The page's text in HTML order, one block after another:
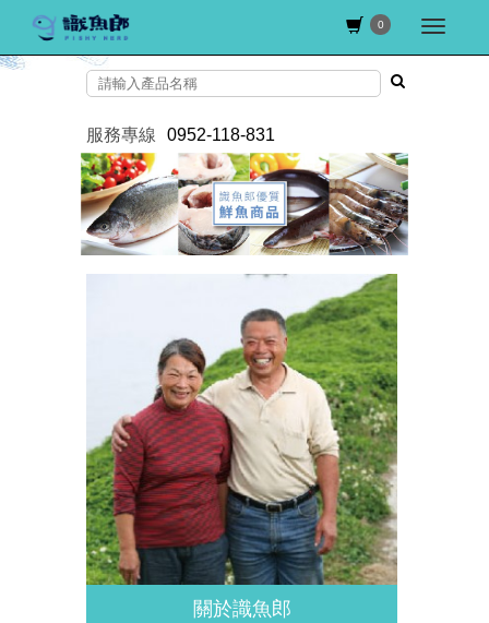
0
服務專線 0952-118-831
關於識魚郎